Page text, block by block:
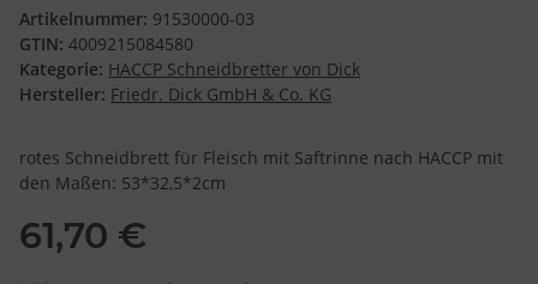
Artikelnummer: 91530000-03
GTIN: 4009215084580
Kategorie: HACCP Schneidbretter von Dick
Hersteller: Friedr. Dick GmbH & Co. KG
rotes Schneidbrett für Fleisch mit Saftrinne nach HACCP mit
den Maßen: 53*32,5*2cm
61,70 €